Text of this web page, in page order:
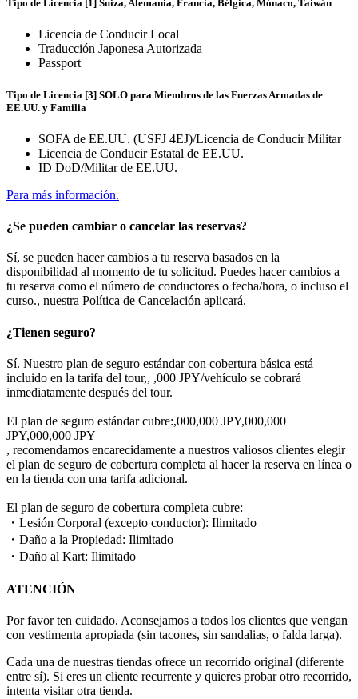
Tipo de Licencia [1] Suiza, Alemania, Francia, Bélgica, Mónaco, Taiwán
Licencia de Conducir Local
Traducción Japonesa Autorizada
Passport
Tipo de Licencia [3] SOLO para Miembros de las Fuerzas Armadas de
EE.UU. y Familia
SOFA de EE.UU. (USFJ 4EJ)/Licencia de Conducir Militar
Licencia de Conducir Estatal de EE.UU.
ID DoD/Militar de EE.UU.
Para más información.
¿Se pueden cambiar o cancelar las reservas?
Sí, se pueden hacer cambios a tu reserva basados en la
disponibilidad al momento de tu solicitud. Puedes hacer cambios a
tu reserva como el número de conductores o fecha/hora, o incluso el
curso., nuestra Política de Cancelación aplicará.
¿Tienen seguro?
Sí. Nuestro plan de seguro estándar con cobertura básica está
incluido en la tarifa del tour,, ,000 JPY/vehículo se cobrará
inmediatamente después del tour.
El plan de seguro estándar cubre:,000,000 JPY,000,000
JPY,000,000 JPY
, recomendamos encarecidamente a nuestros valiosos clientes elegir
el plan de seguro de cobertura completa al hacer la reserva en línea o
en la tienda con una tarifa adicional.
El plan de seguro de cobertura completa cubre:
・Lesión Corporal (excepto conductor): Ilimitado
・Daño a la Propiedad: Ilimitado
・Daño al Kart: Ilimitado
ATENCIÓN
Por favor ten cuidado. Aconsejamos a todos los clientes que vengan
con vestimenta apropiada (sin tacones, sin sandalias, o falda larga).
Cada una de nuestras tiendas ofrece un recorrido original (diferente
entre sí). Si eres un cliente recurrente y quieres probar otro recorrido,
intenta visitar otra tienda.